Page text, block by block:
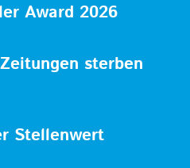
Award 2026
sterben
Stellenwert